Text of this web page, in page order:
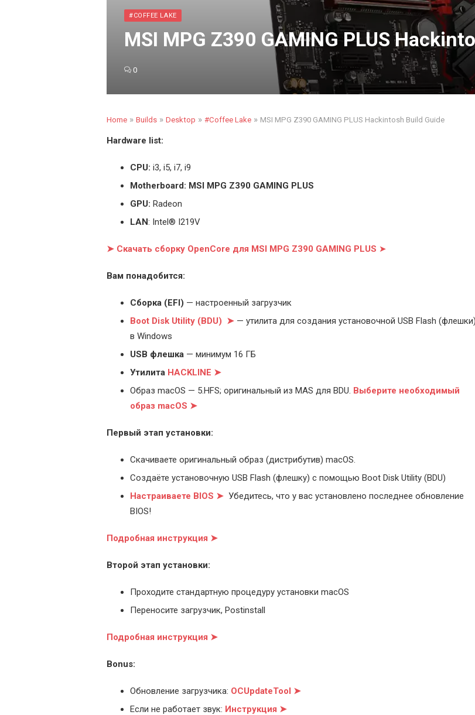
#COFFEE LAKE
MSI MPG Z390 GAMING PLUS
0
Home » Builds » Desktop » #Coffee Lake » MSI MPG Z390 GAMING PLUS Hackintosh Build Guide
Hardware list:
CPU: i3, i5, i7, i9
Motherboard: MSI MPG Z390 GAMING PLUS
GPU: Radeon
LAN: Intel® I219V
➤ Скачать сборку OpenCore для MSI MPG Z390 GAMING PLUS ➤
Вам понадобится:
Cборка (EFI) — настроенный загрузчик
Boot Disk Utility (BDU) ➤ — утилита для создания установочной USB Flash (флешки)
в Windows
USB флешка — минимум 16 ГБ
Утилита HACKLINE ➤
Образ macOS — 5.HFS; оригинальный из MAS для BDU. Выберите необходимый
образ macOS ➤
Первый этап установки:
Скачиваете оригинальный образ (дистрибутив) macOS.
Создаёте установочную USB Flash (флешку) с помощью Boot Disk Utility (BDU)
Настраиваете BIOS ➤ Убедитесь, что у вас установлено последнее обновление
BIOS!
Подробная инструкция ➤
Второй этап установки:
Проходите стандартную процедуру установки macOS
Переносите загрузчик, Postinstall
Подробная инструкция ➤
Bonus:
Обновление загрузчика: OCUpdateTool ➤
Если не работает звук: Инструкция ➤